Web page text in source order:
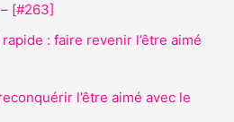
– [#263]
: faire revenir l’être aimé
l’être aimé avec le